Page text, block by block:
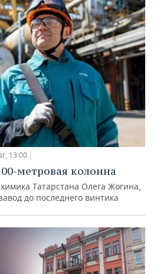
13:00
метровая колонна
Татарстана Олега Жогина,
до последнего винтика